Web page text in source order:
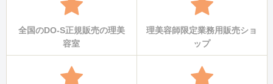
全国のDO-S正規販売の理美
容室
理美容師限定業務用販売ショ
ップ